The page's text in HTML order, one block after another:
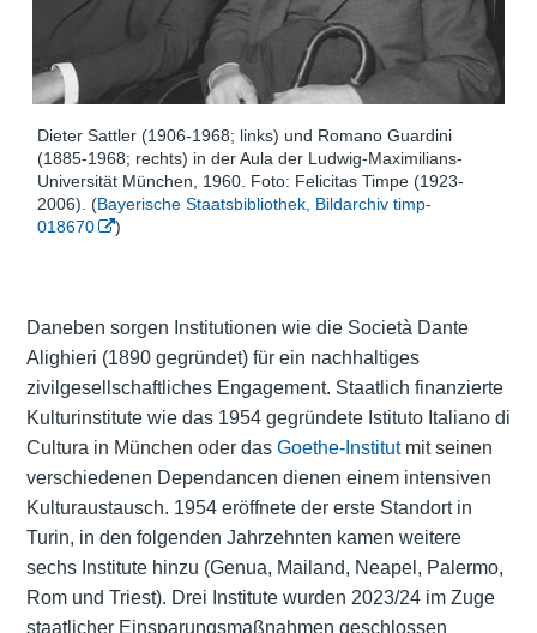
Dieter Sattler (1906-1968; links) und Romano Guardini
(1885-1968; rechts) in der Aula der Ludwig-Maximilians-
Universität München, 1960. Foto: Felicitas Timpe (1923-
2006). (Bayerische Staatsbibliothek, Bildarchiv timp-
018670
)
Daneben sorgen Institutionen wie die Società Dante
Alighieri (1890 gegründet) für ein nachhaltiges
zivilgesellschaftliches Engagement. Staatlich finanzierte
Kulturinstitute wie das 1954 gegründete Istituto Italiano di
Cultura in München oder das Goethe-Institutmit seinen
verschiedenen Dependancen dienen einem intensiven
Kulturaustausch. 1954 eröffnete der erste Standort in
Turin, in den folgenden Jahrzehnten kamen weitere
sechs Institute hinzu (Genua, Mailand, Neapel, Palermo,
Rom und Triest). Drei Institute wurden 2023/24 im Zuge
staatlicher Einsparungsmaßnahmen geschlossen